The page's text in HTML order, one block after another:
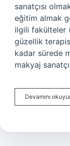
sanatçısı
eğitim almak
ilgili fakülteler
güzellik
kadar sürede
makyaj
Devamını